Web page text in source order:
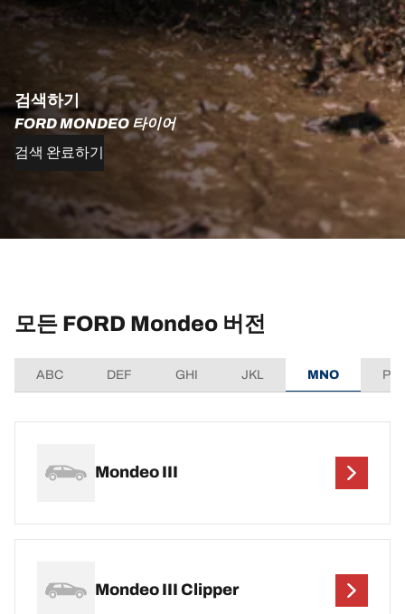
검색하기
FORD MONDEO 타이어
검색 완료하기
모든 FORD Mondeo 버전
ABC DEF GHI JKL MNO
Mondeo III
Mondeo III Clipper